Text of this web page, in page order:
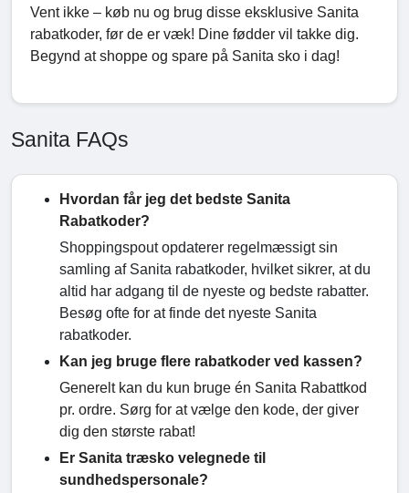
Vent ikke – køb nu og brug disse eksklusive Sanita
rabatkoder, før de er væk! Dine fødder vil takke dig.
Begynd at shoppe og spare på Sanita sko i dag!
Sanita FAQs
Hvordan får jeg det bedste Sanita
Rabatkoder?
Shoppingspout opdaterer regelmæssigt sin
samling af Sanita rabatkoder, hvilket sikrer, at du
altid har adgang til de nyeste og bedste rabatter.
Besøg ofte for at finde det nyeste Sanita
rabatkoder.
Kan jeg bruge flere rabatkoder ved kassen?
Generelt kan du kun bruge én Sanita Rabattkod
pr. ordre. Sørg for at vælge den kode, der giver
dig den største rabat!
Er Sanita træsko velegnede til
sundhedspersonale?